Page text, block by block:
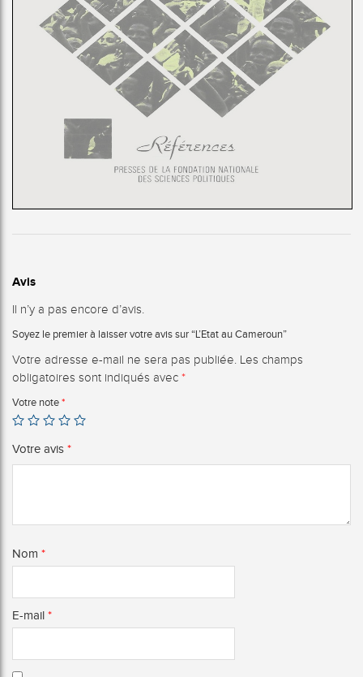
Avis
Il n’y a pas encore d’avis.
Soyez le premier à laisser votre avis sur “L’Etat au Cameroun”
Votre adresse e-mail ne sera pas publiée. Les champs
obligatoires sont indiqués avec *
Votre note *
Votre avis *
Nom *
E-mail *